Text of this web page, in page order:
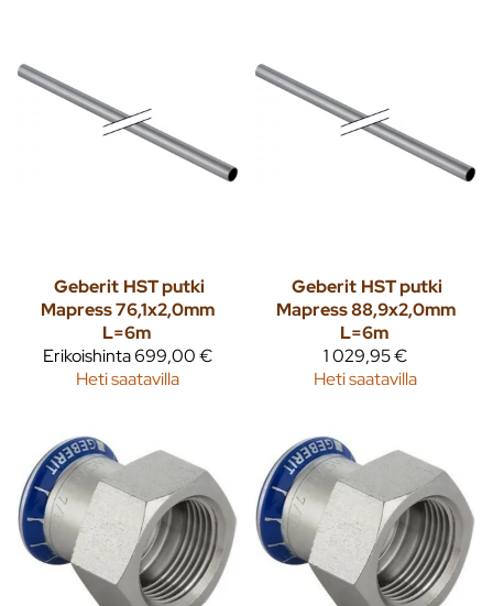
Geberit HST putki
Mapress 76,1x2,0mm
L=6m
Erikoishinta699,00 €
Heti saatavilla
Geberit HST putki
Mapress 88,9x2,0mm
L=6m
1 029,95 €
Heti saatavilla